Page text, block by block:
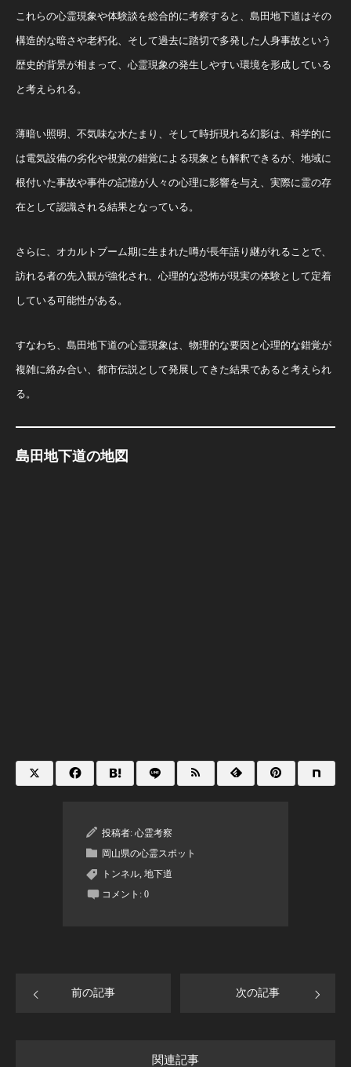
これらの心霊現象や体験談を総合的に考察すると、島田地下道はその
構造的な暗さや老朽化、そして過去に踏切で多発した人身事故という
歴史的背景が相まって、心霊現象の発生しやすい環境を形成している
と考えられる。
薄暗い照明、不気味な水たまり、そして時折現れる幻影は、科学的に
は電気設備の劣化や視覚の錯覚による現象とも解釈できるが、地域に
根付いた事故や事件の記憶が人々の心理に影響を与え、実際に霊の存
在として認識される結果となっている。
さらに、オカルトブーム期に生まれた噂が長年語り継がれることで、
訪れる者の先入観が強化され、心理的な恐怖が現実の体験として定着
している可能性がある。
すなわち、島田地下道の心霊現象は、物理的な要因と心理的な錯覚が
複雑に絡み合い、都市伝説として発展してきた結果であると考えられ
る。
島田地下道の地図
投稿者: 心霊考察
岡山県の心霊スポット
トンネル 地下道
コメント: 0
前の記事 次の記事
関連記事